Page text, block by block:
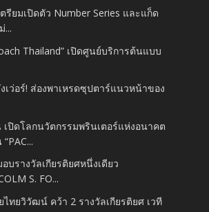
รียมเปิดตัว Number Series และแก็ด
...
Thailand” เปิดศูนย์บริการต้นแบบ
เว่อร์! ส่องพาเหรดซุปตาร์แนวหน้าของ
ปิดโลกนวัตกรรมพรินเตอร์แห่งอนาคต
บรางวัลเกียรติยศหนึ่งเดียว
S. FO...
ทยวิวัฒน์ คว้า 2 รางวัลเกียรติยศ เวที